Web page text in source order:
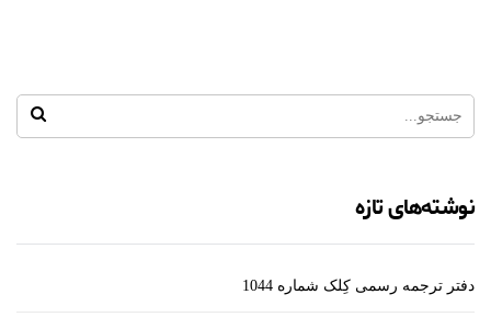
نوشته‌های تازه
دفتر ترجمه رسمی کِلک شماره 1044